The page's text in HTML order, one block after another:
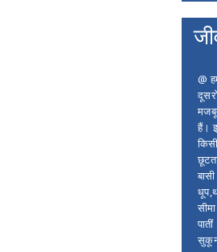
@
हैं।